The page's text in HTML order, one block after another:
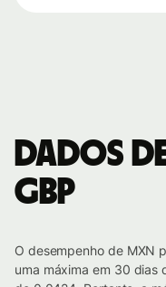
Dados
GBP
O desempenho de MXN
uma máxima em 30 dias